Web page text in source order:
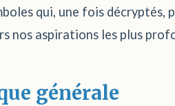
qui, une fois
nos aspirations les plus
générale